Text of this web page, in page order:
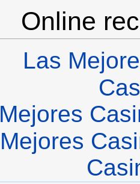
Online
Las
Mejores
Mejores